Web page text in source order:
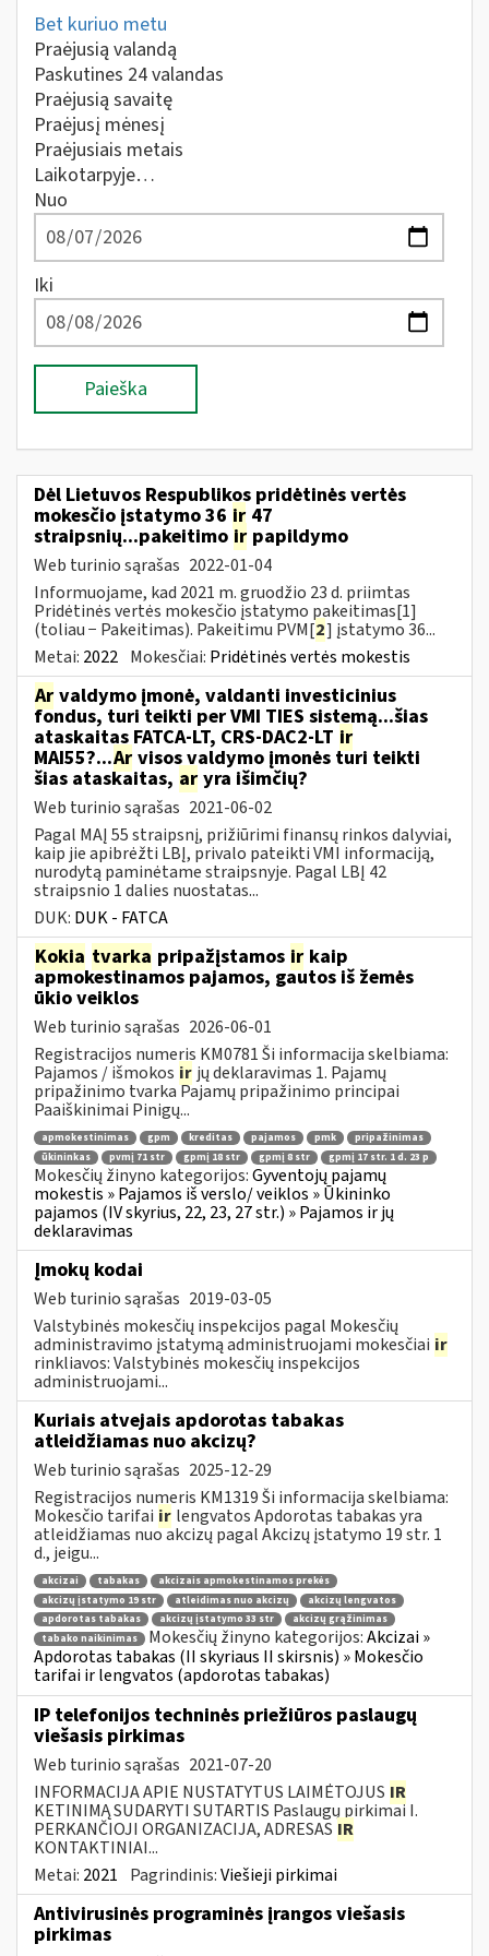
Bet kuriuo metu
Praėjusią valandą
Paskutines 24 valandas
Praėjusią savaitę
Praėjusį mėnesį
Praėjusiais metais
Laikotarpyje…
Nuo
Iki
Paieška
Dėl Lietuvos Respublikos pridėtinės vertės
mokesčio įstatymo 36 ir 47
straipsnių...pakeitimo ir papildymo
Web turinio sąrašas 2022-01-04
Informuojame, kad 2021 m. gruodžio 23 d. priimtas
Pridėtinės vertės mokesčio įstatymo pakeitimas[1]
(toliau − Pakeitimas). Pakeitimu PVM[2] įstatymo 36...
Metai: 2022 Mokesčiai: Pridėtinės vertės mokestis
Ar valdymo įmonė, valdanti investicinius
fondus, turi teikti per VMI TIES sistemą...šias
ataskaitas FATCA-LT, CRS-DAC2-LT ir
MAI55?...Ar visos valdymo įmonės turi teikti
šias ataskaitas, ar yra išimčių?
Web turinio sąrašas 2021-06-02
Pagal MAĮ 55 straipsnį, prižiūrimi finansų rinkos dalyviai,
kaip jie apibrėžti LBĮ, privalo pateikti VMI informaciją,
nurodytą paminėtame straipsnyje. Pagal LBĮ 42
straipsnio 1 dalies nuostatas...
DUK: DUK - FATCA
Kokia tvarka pripažįstamos ir kaip
apmokestinamos pajamos, gautos iš žemės
ūkio veiklos
Web turinio sąrašas 2026-06-01
Registracijos numeris KM0781 Ši informacija skelbiama:
Pajamos / išmokos ir jų deklaravimas 1. Pajamų
pripažinimo tvarka Pajamų pripažinimo principai
Paaiškinimai Pinigų...
apmokestinimas gpm kreditas pajamos pmk
pripažinimas
ūkininkas
pvmį 71 str gpmį 18 str gpmį 8 str gpmį 17 str. 1 d. 23 p
Mokesčių žinyno kategorijos:Gyventojų pajamų
mokestis » Pajamos iš verslo/ veiklos » Ūkininko
pajamos (IV skyrius, 22, 23, 27 str.) » Pajamos ir jų
deklaravimas
Įmokų kodai
Web turinio sąrašas 2019-03-05
Valstybinės mokesčių inspekcijos pagal Mokesčių
administravimo įstatymą administruojami mokesčiai ir
rinkliavos: Valstybinės mokesčių inspekcijos
administruojami...
Kuriais atvejais apdorotas tabakas
atleidžiamas nuo akcizų?
Web turinio sąrašas 2025-12-29
Registracijos numeris KM1319 Ši informacija skelbiama:
Mokesčio tarifai ir lengvatos Apdorotas tabakas yra
atleidžiamas nuo akcizų pagal Akcizų įstatymo 19 str. 1
d., jeigu...
akcizai tabakas
akcizais apmokestinamos prekės
akcizų įstatymo 19 str
atleidimas nuo akcizų
akcizų lengvatos
apdorotas tabakas
akcizų įstatymo 33 str
akcizų grąžinimas
tabako naikinimas
Mokesčių žinyno kategorijos:Akcizai »
Apdorotas tabakas (II skyriaus II skirsnis) » Mokesčio
tarifai ir lengvatos (apdorotas tabakas)
IP telefonijos techninės priežiūros paslaugų
viešasis pirkimas
Web turinio sąrašas 2021-07-20
INFORMACIJA APIE NUSTATYTUS LAIMĖTOJUS IR
KETINIMĄ SUDARYTI SUTARTIS Paslaugų pirkimai I.
PERKANČIOJI ORGANIZACIJA, ADRESAS IR
KONTAKTINIAI...
Metai: 2021 Pagrindinis:Viešieji pirkimai
Antivirusinės programinės įrangos viešasis
pirkimas